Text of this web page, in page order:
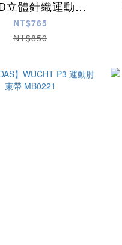
立體針織運動護
膝 MG0043
NT$765
NT$850